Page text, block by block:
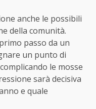
anche le possibili
della comunità.
passo da un
un punto di
le mosse
sarà decisiva
e quale